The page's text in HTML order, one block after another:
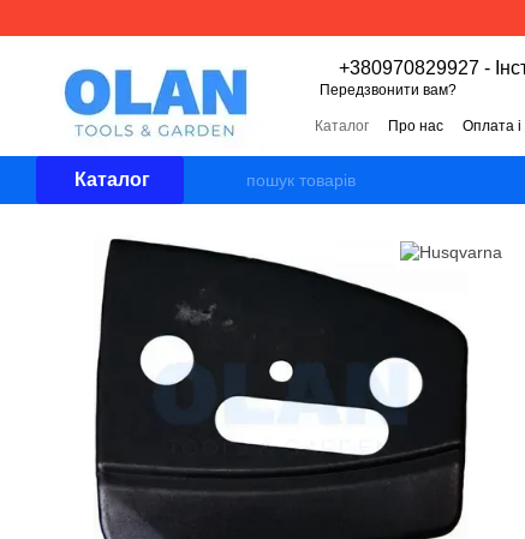
+380970829927 -
Передзвонити вам?
Каталог Про нас Оплата і
Каталог